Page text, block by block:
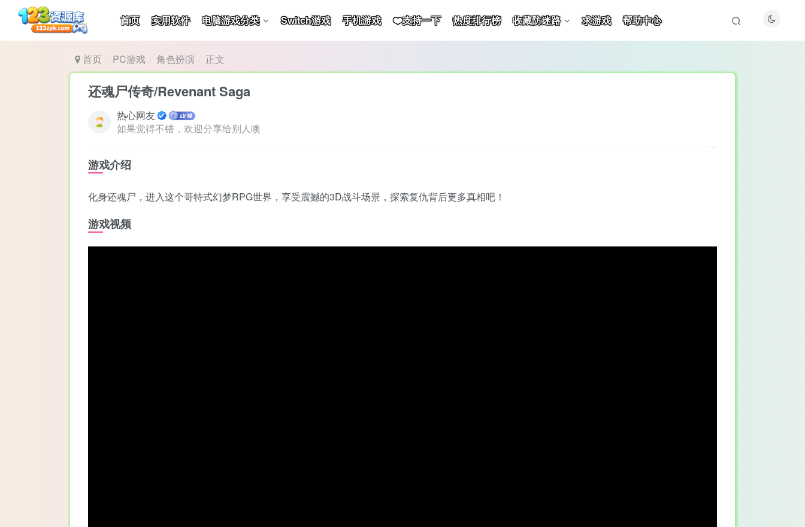
首页 实用软件 电脑游戏分类 Switch游戏 手机游戏 ❤️支持一下 热度排行榜 收藏防迷路 求游戏 帮助中心
首页 PC游戏 角色扮演 正文
还魂尸传奇/Revenant Saga
热心网友
如果觉得不错，欢迎分享给别人噢
游戏介绍
化身还魂尸，进入这个哥特式幻梦RPG世界，享受震撼的3D战斗场景，探索复仇背后更多真相吧！
游戏视频